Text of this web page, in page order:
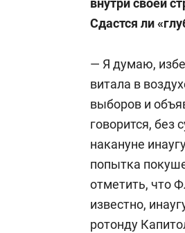
внутри своей
Сдастся ли
— Я думаю,
витала в
выборов и
говорится, без
накануне
попытка
отметить, что
известно,
ротонду